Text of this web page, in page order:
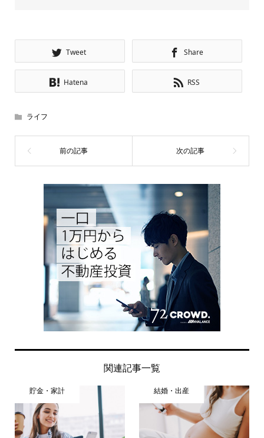
Tweet Share
Hatena RSS
ライフ
関連記事一覧
貯金・家計 結婚・出産